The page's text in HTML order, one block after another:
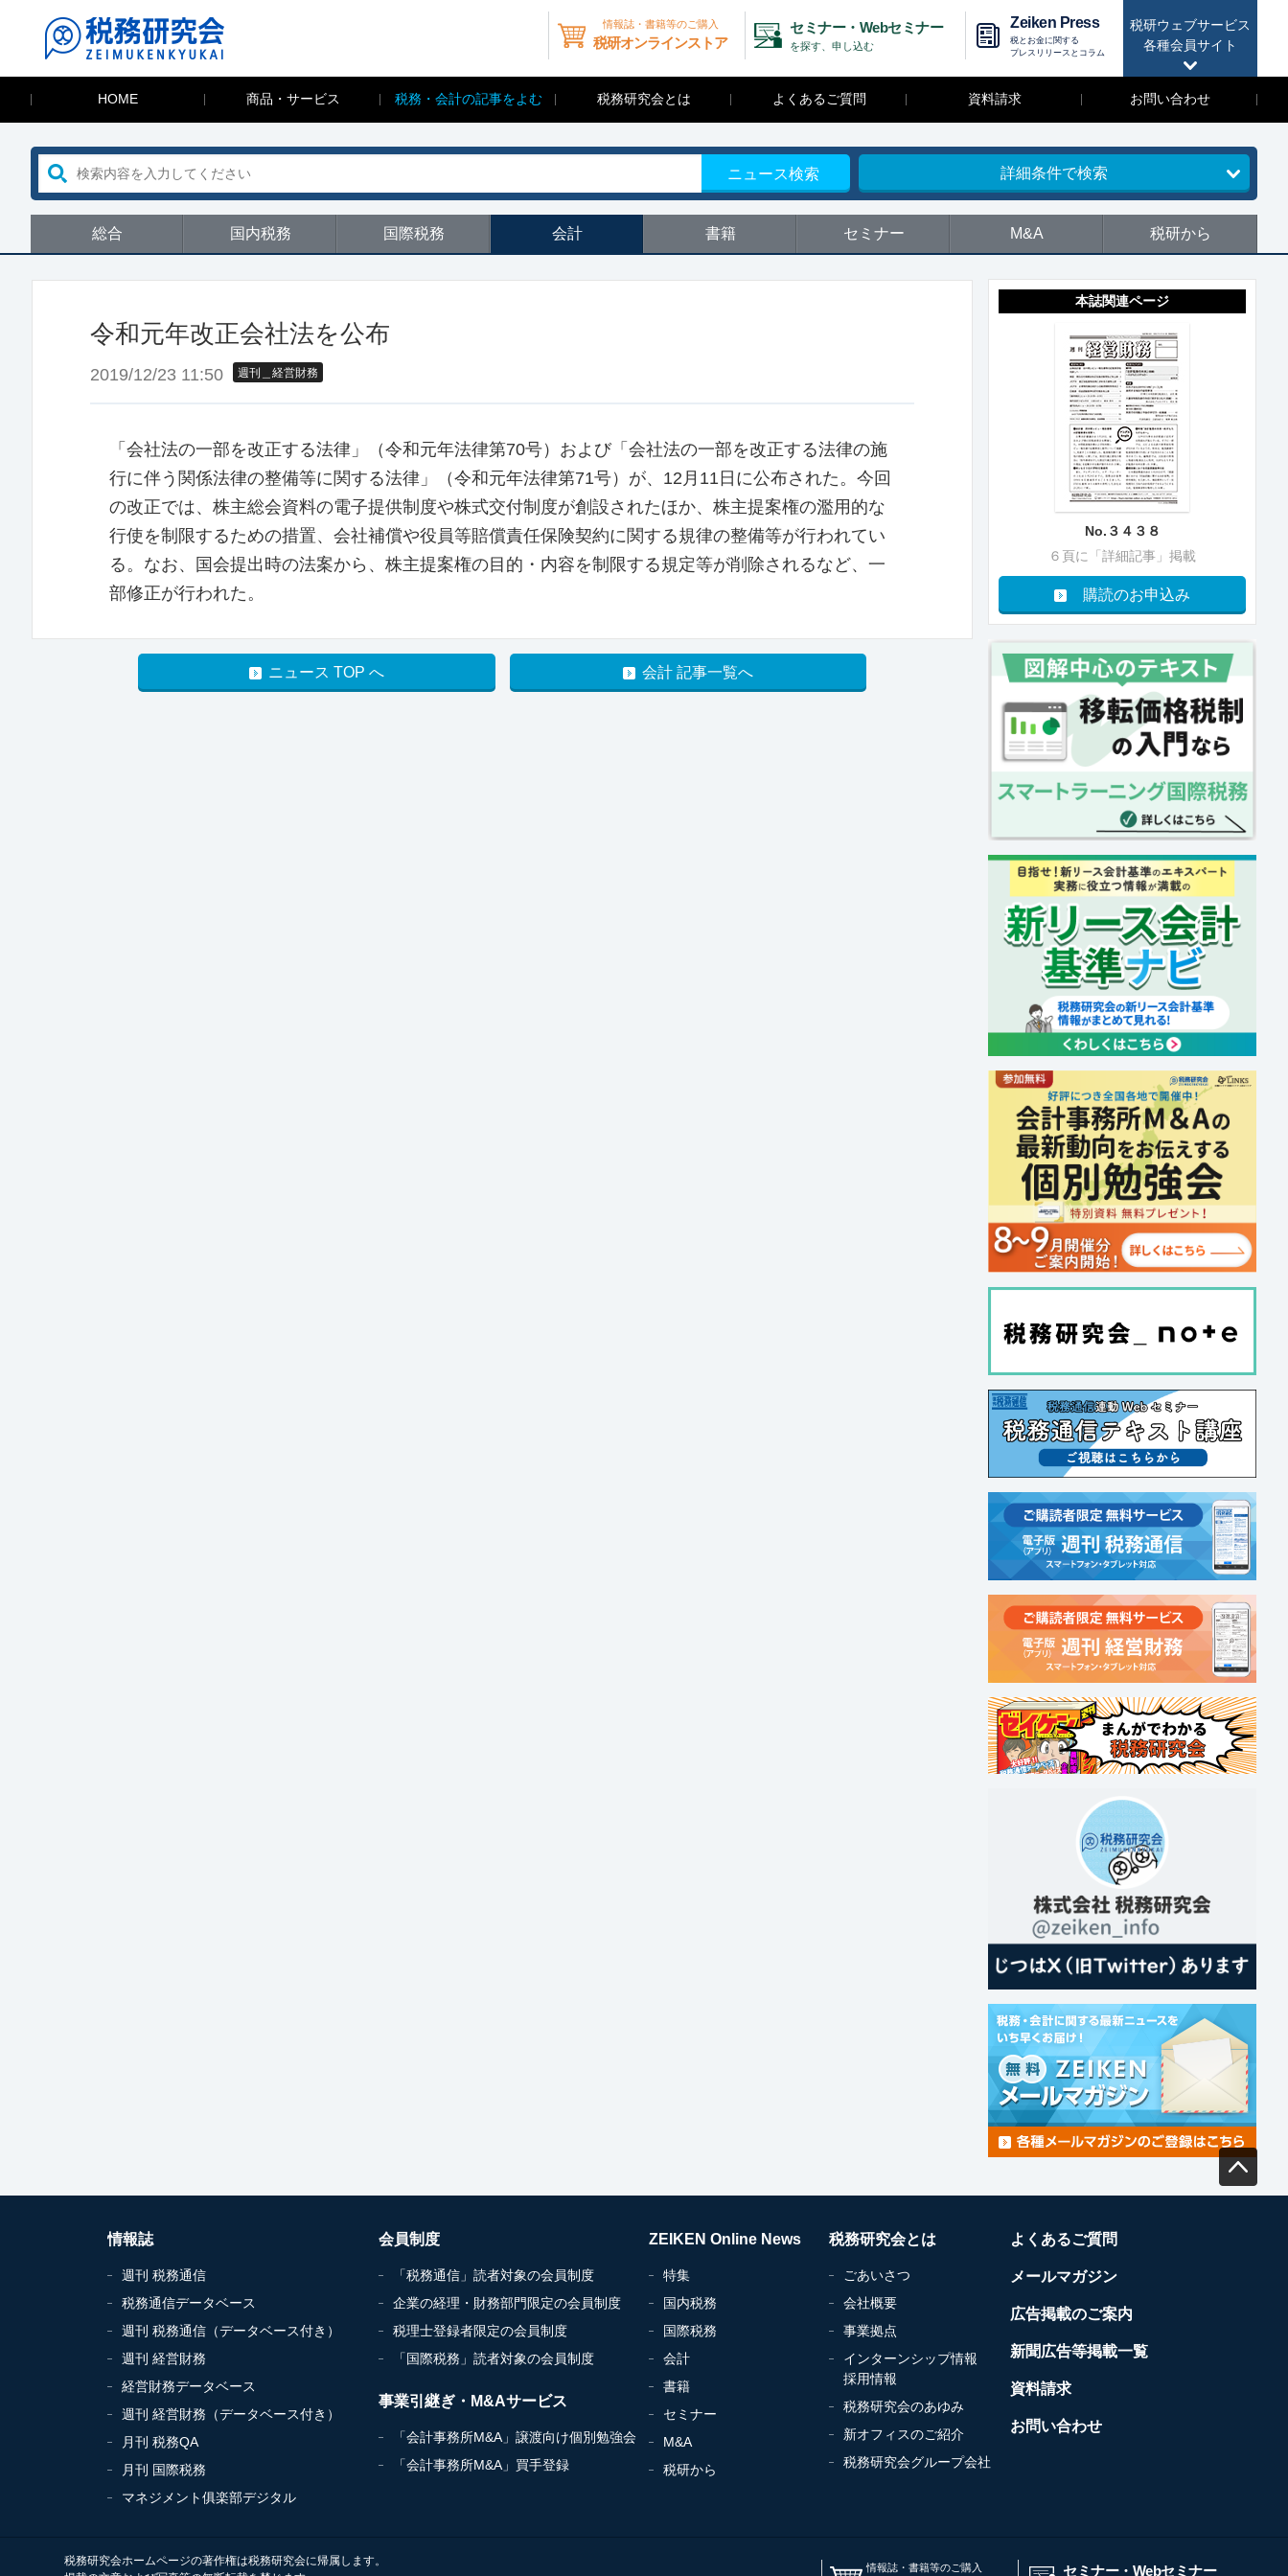
税研ウェブサービス
各種会員サイト
情報誌・書籍等のご購入
税研オンラインストア
セミナー・Webセミナー
を探す、申し込む
Zeiken Press
税とお金に関する
プレスリリースとコラム
HOME 商品・サービス 税務・会計の記事をよむ 税務研究会とは よくあるご質問 資料請求 お問い合わせ
ニュース検索 詳細条件で検索
総合 国内税務 国際税務 会計 書籍 セミナー M&A 税研から
令和元年改正会社法を公布
2019/12/23 11:50 週刊＿経営財務
「会社法の一部を改正する法律」（令和元年法律第70号）および「会社法の一部を改正する法律の施
行に伴う関係法律の整備等に関する法律」（令和元年法律第71号）が、12月11日に公布された。今回
の改正では、株主総会資料の電子提供制度や株式交付制度が創設されたほか、株主提案権の濫用的な
行使を制限するための措置、会社補償や役員等賠償責任保険契約に関する規律の整備等が行われてい
る。なお、国会提出時の法案から、株主提案権の目的・内容を制限する規定等が削除されるなど、一
部修正が行われた。
ニュース TOP へ 会計 記事一覧へ
本誌関連ページ
No.３４３８
６頁に「詳細記事」掲載
購読のお申込み
情報誌
週刊 税務通信
税務通信データベース
週刊 税務通信（データベース付き）
週刊 経営財務
経営財務データベース
週刊 経営財務（データベース付き）
月刊 税務QA
月刊 国際税務
マネジメント俱楽部デジタル
会員制度
「税務通信」読者対象の会員制度
企業の経理・財務部門限定の会員制度
税理士登録者限定の会員制度
「国際税務」読者対象の会員制度
事業引継ぎ・M&Aサービス
「会計事務所M&A」譲渡向け個別勉強会
「会計事務所M&A」買手登録
ZEIKEN Online News
特集
国内税務
国際税務
会計
書籍
セミナー
M&A
税研から
税務研究会とは
ごあいさつ
会社概要
事業拠点
インターンシップ情報
採用情報
税務研究会のあゆみ
新オフィスのご紹介
税務研究会グループ会社
よくあるご質問
メールマガジン
広告掲載のご案内
新聞広告等掲載一覧
資料請求
お問い合わせ
税務研究会ホームページの著作権は税務研究会に帰属します。
情報誌・書籍等のご購入 セミナー・Webセミナー